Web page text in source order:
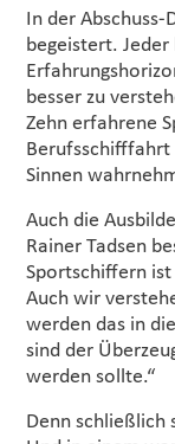
In der
begeistert.
besser zu
Zehn erfahrene
Berufsschifffahrt
Sinnen
Auch die
Rainer Tadsen
Sportschiffern
Auch wir
werden das in
sind der
werden sollte.“
Denn schließlich